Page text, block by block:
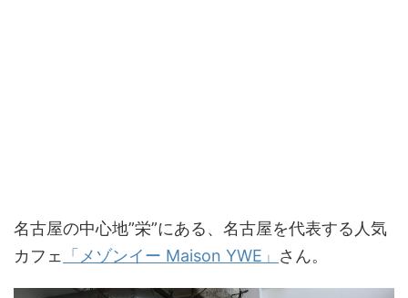
名古屋の中心地”栄”にある、名古屋を代表する人気
カフェ
「メゾンイー Maison YWE」 さん。